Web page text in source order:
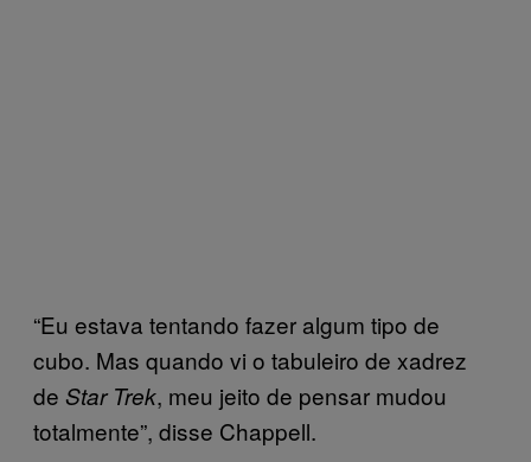
“Eu estava tentando fazer algum tipo de
cubo. Mas quando vi o tabuleiro de xadrez
de Star Trek, meu jeito de pensar mudou
totalmente”, disse Chappell.